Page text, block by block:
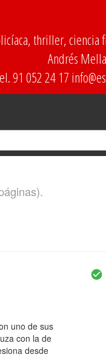
thriller, ciencia
Andrés
91 052 24 17
uno de sus
con la de
desde